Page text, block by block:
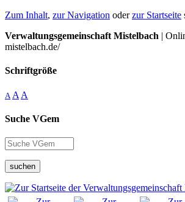
Zum Inhalt, zur Navigation oderzur Startseite
Verwaltungsgemeinschaft Mistelbach |
mistelbach.de/
Schriftgröße
A A A
Suche VGem
suchen